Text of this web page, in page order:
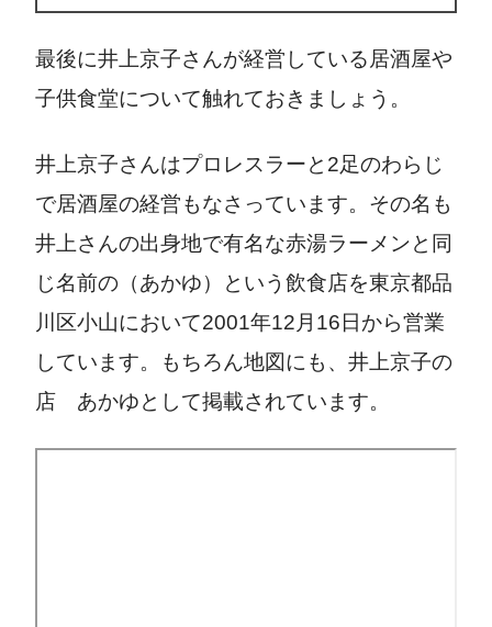
最後に井上京子さんが経営している居酒屋や
子供食堂について触れておきましょう。
井上京子さんはプロレスラーと2足のわらじ
で居酒屋の経営もなさっています。その名も
井上さんの出身地で有名な赤湯ラーメンと同
じ名前の（あかゆ）という飲食店を東京都品
川区小山において2001年12月16日から営業
しています。もちろん地図にも、井上京子の
店 あかゆとして掲載されています。